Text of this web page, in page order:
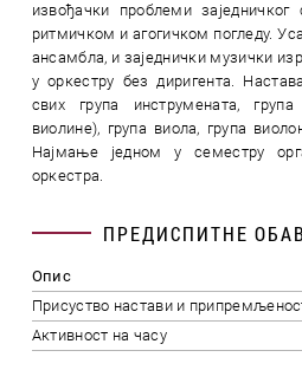
извођачки проблеми
ритмичком и агогичком погледу.
ансамбла, и заједнички музички
у оркестру без диригента.
свих група инструмената,
виолине), група виола, група
Најмање једном у семестру
оркестра.
ПРЕДИСПИТНЕ
Опис
Присуство настави и
Активност на часу